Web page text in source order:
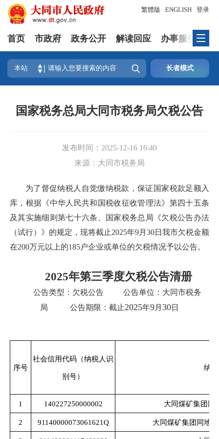
登录
繁體版 ENGLISH
首页 市政府 政务公开 解读回应 办事服务
本站  长者模式
国家税务总局大同市税务局欠税公告
发布时间： 2025-12-16 16:40
来源： 大同市税务局
为了督促纳税人自觉缴纳税款，保证国家税款足额入
库，根据《中华人民共和国税收征收管理法》第四十五条
及其实施细则第七十六条、国家税务总局《欠税公告办法
（试行）》的规定，现将截止2025年9月30日我市欠税金额
在200万元以上的185户企业或单位的欠税情况予以公告。
2025年第三季度欠税公告清册
公告类型：欠税公告
公告单位：大同市税务
局
公告期限：截止2025年9月 30日
序号
社会信用代码（纳税人识
别号）
纳
1 140227250000002 大同煤矿集团同
2 91140000073061621Q 大同煤矿集团同地